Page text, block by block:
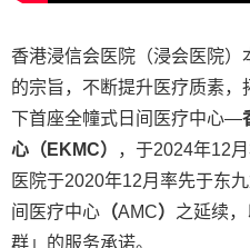
香港浸信会医院（浸会医院）
的宗旨，不断提升医疗质素
下首座全幢式日间医疗中心—
心（EKMC）
，于2024年12
医院于2020年12月率先于东
间医疗中心 （AMC） 之延续
群」的服务承诺。